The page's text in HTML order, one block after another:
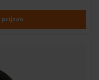
prijzen